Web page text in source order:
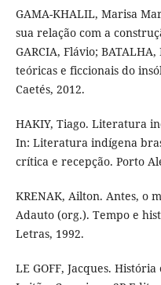
GAMA-KHALIL, Marisa
sua relação com a
GARCIA, Flávio;
teóricas e ficcionais do
Caetés, 2012.
HAKIY, Tiago. Literatura
In: Literatura indígena
crítica e recepção. Porto
KRENAK, Ailton. Antes, o
Adauto (org.). Tempo e
Letras, 1992.
LE GOFF, Jacques.